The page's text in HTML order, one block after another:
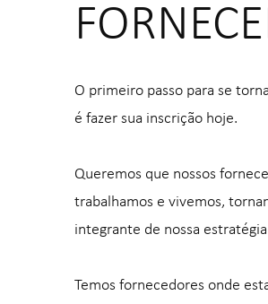
O primeiro passo para se
é fazer sua inscrição hoje.
Queremos que nossos
trabalhamos e vivemos,
integrante de nossa
Temos fornecedores onde